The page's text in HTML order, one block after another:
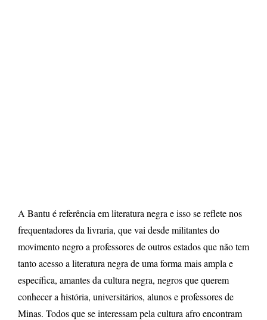
A Bantu é referência em literatura negra e isso se reflete nos
frequentadores da livraria, que vai desde militantes do
movimento negro a professores de outros estados que não tem
tanto acesso a literatura negra de uma forma mais ampla e
específica, amantes da cultura negra, negros que querem
conhecer a história, universitários, alunos e professores de
Minas. Todos que se interessam pela cultura afro encontram